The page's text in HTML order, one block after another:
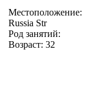
Местоположение:
Russia Str
Род занятий:
Возраст: 32